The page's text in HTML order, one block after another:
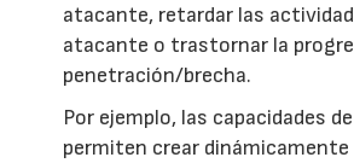
atacante, retardar las
atacante o trastornar la
penetración/brecha.
Por ejemplo, las capacidades
permiten crear dinámicamente